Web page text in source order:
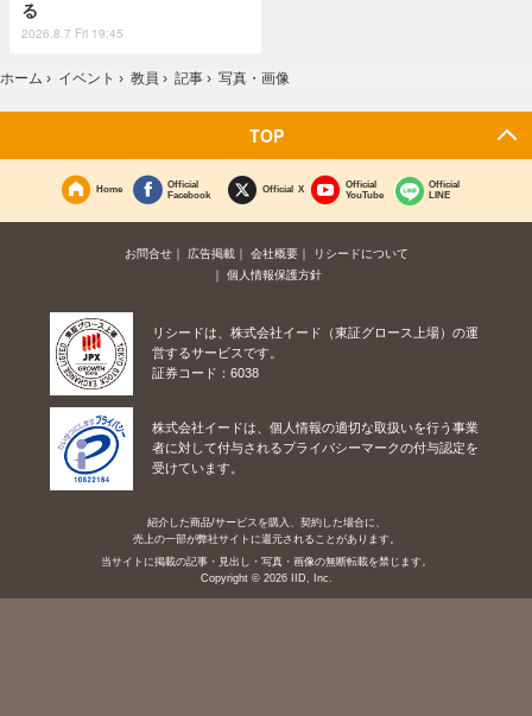
る
2026.8.7 Fri 19:45
ホーム › イベント › 教員 › 記事 › 写真・画像
TOP
Home
Official
Facebook
Official X
Official
YouTube
Official
LINE
お問合せ 広告掲載 会社概要
リシードについて
個人情報保護方針
リシードは、株式会社イード（東証グロース上場）の運
営するサービスです。
証券コード：6038
株式会社イードは、個人情報の適切な取扱いを行う事業
者に対して付与されるプライバシーマークの付与認定を
受けています。
紹介した商品/サービスを購入、契約した場合に、
売上の一部が弊社サイトに還元されることがあります。
当サイトに掲載の記事・見出し・写真・画像の無断転載を禁じます。
Copyright © 2026 IID, Inc.